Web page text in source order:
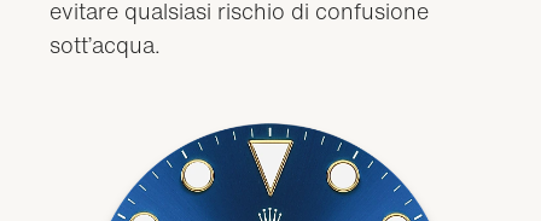
evitare qualsiasi rischio di confusione
sott’acqua.